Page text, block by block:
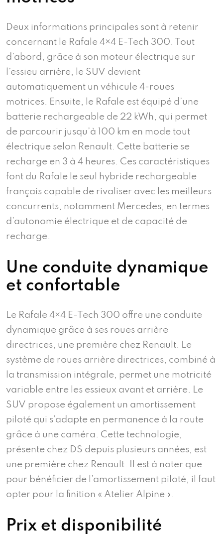
Deux informations principales sont à retenir
concernant le Rafale 4×4 E-Tech 300. Tout
d’abord, grâce à son moteur électrique sur
l’essieu arrière, le SUV devient
automatiquement un véhicule 4-roues
motrices. Ensuite, le Rafale est équipé d’une
batterie rechargeable de 22 kWh, qui permet
de parcourir jusqu’à 100 km en mode tout
électrique selon Renault. Cette batterie se
recharge en 3 à 4 heures. Ces caractéristiques
font du Rafale le seul hybride rechargeable
français capable de rivaliser avec les meilleurs
concurrents, notamment Mercedes, en termes
d’autonomie électrique et de capacité de
recharge.
Une conduite dynamique
et confortable
Le Rafale 4×4 E-Tech 300 offre une conduite
dynamique grâce à ses roues arrière
directrices, une première chez Renault. Le
système de roues arrière directrices, combiné à
la transmission intégrale, permet une motricité
variable entre les essieux avant et arrière. Le
SUV propose également un amortissement
piloté qui s’adapte en permanence à la route
grâce à une caméra. Cette technologie,
présente chez DS depuis plusieurs années, est
une première chez Renault. Il est à noter que
pour bénéficier de l’amortissement piloté, il faut
opter pour la finition « Atelier Alpine ».
Prix et disponibilité